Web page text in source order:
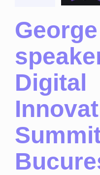
Noutăți
Digital